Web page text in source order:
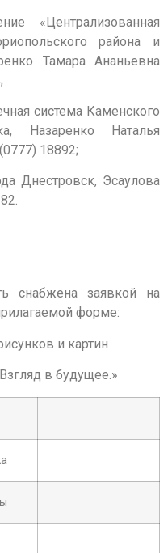
«Централизованная
района и
Тамара Ананьевна
система Каменского
Назаренко Наталья
18892;
Днестровск, Эсаулова
снабжена заявкой на
форме:
и картин
в будущее.»